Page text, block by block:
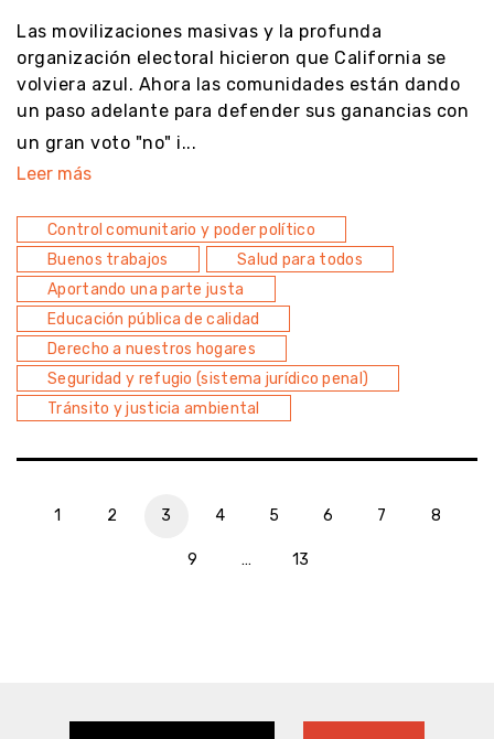
Las movilizaciones masivas y la profunda
organización electoral hicieron que California se
volviera azul. Ahora las comunidades están dando
un paso adelante para defender sus ganancias con
un gran voto "no" i...
Leer más
Control comunitario y poder político
Buenos trabajos
Salud para todos
Aportando una parte justa
Educación pública de calidad
Derecho a nuestros hogares
Seguridad y refugio (sistema jurídico penal)
Tránsito y justicia ambiental
1 2 3 4 5 6 7 8
9 … 13